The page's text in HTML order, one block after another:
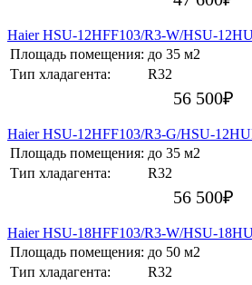
Haier HSU-12HFF103/R3-W/HSU-
Площадь помещения: до 35 м2
Тип хладагента:
R32
56 500₽
Haier HSU-12HFF103/R3-G/HSU-
Площадь помещения: до 35 м2
Тип хладагента:
R32
56 500₽
Haier HSU-18HFF103/R3-W/HSU-
Площадь помещения: до 50 м2
Тип хладагента:
R32